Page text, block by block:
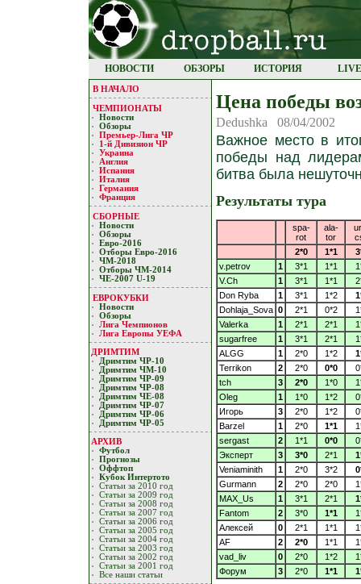
НОВОСТИ ОБЗОРЫ ИСТОРИЯ
В НАЧАЛО
ЧЕМПИОНАТЫ
Новости
Обзоры
Премьер-Лигa ЧР
1-й Дивизион ЧР
Украина
Англия
Испания
Италия
Германия
Франция
СБОРНЫЕ
Новости
Обзоры
Евро-2016
Отборы Евро-2016
ЧМ-2018
Отборы ЧМ-2014
ЧЕ-2007 U-19
ЕВРОКУБКИ
Новости
Обзоры
Лигa Чемпиoнoв
Лига Европы УЕФA
ДРИМТИМ
Дримтим ЧР-10
Дримтим ЧМ-10
Дримтим ЧР-09
Дримтим ЧР-08
Дримтим ЧЕ-08
Дримтим ЧР-07
Дримтим ЧР-06
Дримтим ЧР-05
АРХИВ
Футбол
Прогнозы
Оффтоп
Кубoк Интертoтo
Статьи за 2010 год
Статьи за 2009 год
Статьи за 2008 год
Статьи за 2007 год
Статьи за 2006 год
Статьи за 2005 год
Статьи за 2004 год
Статьи за 2003 год
Статьи за 2002 год
Статьи за 2001 год
Все наши статьи
Цена победы
Dedushka 08/04/2002
Важное место в
победы над
битва была
Результаты тура
spa-
rot
ala-
tor
2*0
1*1
v.petrov
1 3*1 1*1
V.Ch
1 3*1 1*1
Don Ryba
1 3*1 1*2
Dohlaja_Sova 0 2*1 0*2
Valerka
1 2*1 2*1
sugarfree
1 3*1 2*1
ALGG
1 2*0 1*2
Terrikon
2 2*0 0*0
tch
3 2*0 1*0
Oleg
1 1*0 1*2
Игорь
3 2*0 1*2
Barzel
1 2*0 1*1
sergast
2 1*1 0*0
Эксперт
3 3*0 2*1
Veniaminith
1 2*0 3*2
Gurmann
2 2*0 2*0
MAX_Us
1 3*1 2*1
Fantom
2 3*0 1*1
Алексей
0 2*1 1*1
AF
2 2*0 1*1
vad_liv
0 2*0 1*2
Форум
3 2*0 1*1